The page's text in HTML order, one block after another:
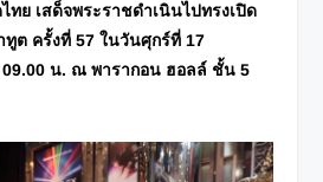
ทย เสด็จพระราชดำเนินไปทรงเปิด
ทูต ครั้งที่ 57 ในวันศุกร์ที่17
09.00 น. ณ พารากอน ฮอลล์ ชั้น 5